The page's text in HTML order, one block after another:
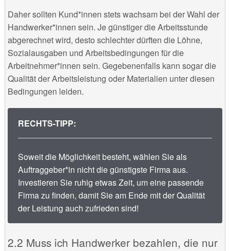
Daher sollten Kund*innen stets wachsam bei der Wahl der
Handwerker*innen sein. Je günstiger die Arbeitsstunde
abgerechnet wird, desto schlechter dürften die Löhne,
Sozialausgaben und Arbeitsbedingungen für die
Arbeitnehmer*innen sein. Gegebenenfalls kann sogar die
Qualität der Arbeitsleistung oder Materialien unter diesen
Bedingungen leiden.
RECHTS-TIPP:
Soweit die Möglichkeit besteht, wählen Sie als
Auftraggeber*in nicht die günstigste Firma aus.
Investieren Sie ruhig etwas Zeit, um eine passende
Firma zu finden, damit Sie am Ende mit der Qualität
der Leistung auch zufrieden sind!
Muss ich Handwerker bezahlen, die nur